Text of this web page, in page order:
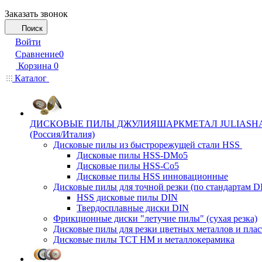
Заказать звонок
Поиск
Войти
Сравнение0
Корзина 0
Каталог
ДИСКОВЫЕ ПИЛЫ ДЖУЛИЯШАРКМЕТАЛ
(Россия/Италия)
Дисковые пилы из быстрорежущей стали HSS
Дисковые пилы HSS-DMo5
Дисковые пилы HSS-Co5
Дисковые пилы HSS инновационные
Дисковые пилы для точной резки (по стандартам
HSS дисковые пилы DIN
Твердосплавные диски DIN
Фрикционные диски "летучие пилы" (сухая резка)
Дисковые пилы для резки цветных металлов и
Дисковые пилы ТСТ НМ и металлокерамика